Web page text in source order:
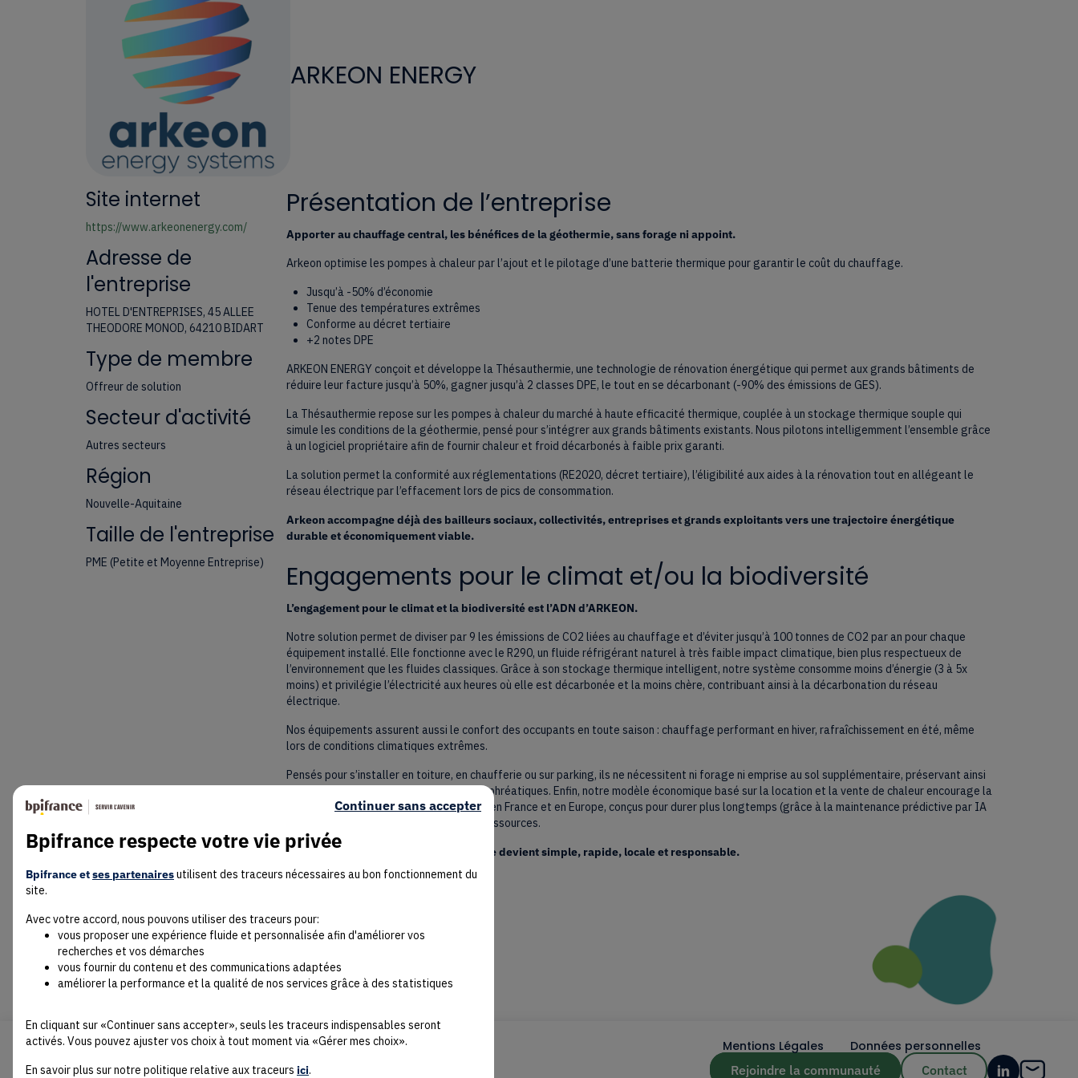
ARKEON ENERGY
Site internet
https://www.arkeonenergy.com/
Adresse de
l'entreprise
HOTEL D'ENTREPRISES, 45 ALLEE
THEODORE MONOD, 64210 BIDART
Type de membre
Offreur de solution
Secteur d'activité
Autres secteurs
Région
Nouvelle-Aquitaine
Taille de l'entreprise
PME (Petite et Moyenne Entreprise)
Présentation de l’entreprise
Apporter au chauffage central, les bénéfices de la géothermie, sans forage ni appoint.
Arkeon optimise les pompes à chaleur par l’ajout et le pilotage d’une batterie thermique pour garantir le coût du chauffage.
Jusqu’à -50% d’économie
Tenue des températures extrêmes
Conforme au décret tertiaire
+2 notes DPE
ARKEON ENERGY conçoit et développe la Thésauthermie, une technologie de rénovation énergétique qui permet aux grands bâtiments de
réduire leur facture jusqu’à 50%, gagner jusqu’à 2 classes DPE, le tout en se décarbonant (-90% des émissions de GES).
La Thésauthermie repose sur les pompes à chaleur du marché à haute efficacité thermique, couplée à un stockage thermique souple qui
simule les conditions de la géothermie, pensé pour s’intégrer aux grands bâtiments existants. Nous pilotons intelligemment l’ensemble grâce
à un logiciel propriétaire afin de fournir chaleur et froid décarbonés à faible prix garanti.
La solution permet la conformité aux réglementations (RE2020, décret tertiaire), l’éligibilité aux aides à la rénovation tout en allégeant le
réseau électrique par l’effacement lors de pics de consommation.
Arkeon accompagne déjà des bailleurs sociaux, collectivités, entreprises et grands exploitants vers une trajectoire énergétique
durable et économiquement viable.
Engagements pour le climat et/ou la biodiversité
L’engagement pour le climat et la biodiversité est l’ADN d’ARKEON.
Notre solution permet de diviser par 9 les émissions de CO2 liées au chauffage et d’éviter jusqu’à 100 tonnes de CO2 par an pour chaque
équipement installé. Elle fonctionne avec le R290, un fluide réfrigérant naturel à très faible impact climatique, bien plus respectueux de
l’environnement que les fluides classiques. Grâce à son stockage thermique intelligent, notre système consomme moins d’énergie (3 à 5x
moins) et privilégie l’électricité aux heures où elle est décarbonée et la moins chère, contribuant ainsi à la décarbonation du réseau
électrique.
Nos équipements assurent aussi le confort des occupants en toute saison : chauffage performant en hiver, rafraîchissement en été, même
lors de conditions climatiques extrêmes.
Pensés pour s’installer en toiture, en chaufferie ou sur parking, ils ne nécessitent ni forage ni emprise au sol supplémentaire, préservant ainsi
les écosystèmes naturels et les nappes phréatiques. Enfin, notre modèle économique basé sur la location et la vente de chaleur encourage la
durabilité : des équipements éco-conçus en France et en Europe, conçus pour durer plus longtemps (grâce à la maintenance prédictive par IA
notamment) et limiter le gaspillage de ressources.
Avec ARKEON, la transition énergétique devient simple, rapide, locale et responsable.
Mentions Légales
Données personnelles
Rejoindre la communauté
Contact
Bpifrance respecte votre vie privée
Bpifrance etses partenairesutilisent des traceurs nécessaires au bon fonctionnement du
site.
Avec votre accord, nous pouvons utiliser des traceurs pour:
vous proposer une expérience fluide et personnalisée afin d'améliorer vos
recherches et vos démarches
vous fournir du contenu et des communications adaptées
améliorer la performance et la qualité de nos services grâce à des statistiques
En cliquant sur «Continuer sans accepter», seuls les traceurs indispensables seront
activés. Vous pouvez ajuster vos choix à tout moment via «Gérer mes choix».
En savoir plus sur notre politique relative aux traceurs ici.
Continuer sans accepter